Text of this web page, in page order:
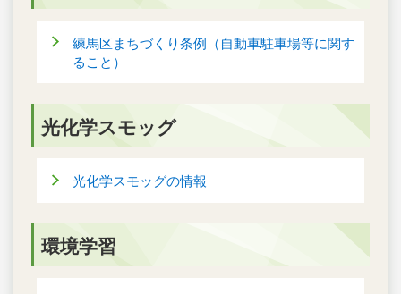
練馬区まちづくり条例（自動車駐車場等に関す
ること）
光化学スモッグ
光化学スモッグの情報
環境学習